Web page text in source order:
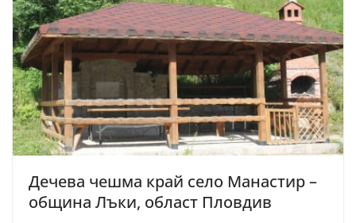
Дечева чешма край село Манастир –
община Лъки, област Пловдив